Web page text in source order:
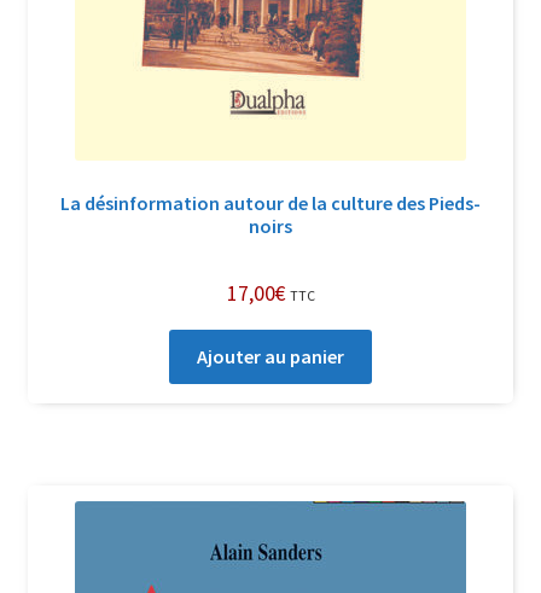
La désinformation autour de la culture des Pieds-
noirs
17,00€ TTC
Ajouter au panier